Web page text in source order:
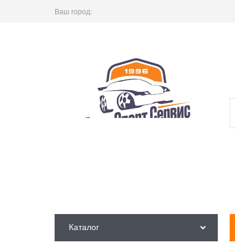
Ваш город:
Каталог